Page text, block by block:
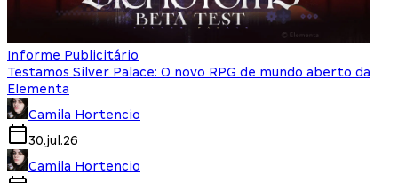
Informe Publicitário
Testamos Silver Palace: O novo RPG de mundo aberto da
Elementa
Camila Hortencio
30.jul.26
Camila Hortencio